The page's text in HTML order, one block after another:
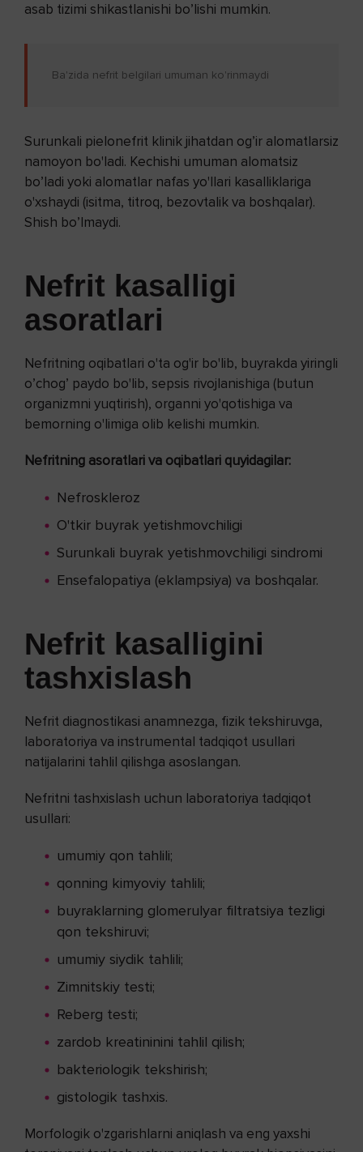
asab tizimi shikastlanishi bo’lishi mumkin.
Ba'zida nefrit belgilari umuman ko'rinmaydi
Surunkali pielonefrit klinik jihatdan og’ir alomatlarsiz
namoyon bo'ladi. Kechishi umuman alomatsiz
bo’ladi yoki alomatlar nafas yo'llari kasalliklariga
o'xshaydi (isitma, titroq, bezovtalik va boshqalar).
Shish bo’lmaydi.
Nefrit kasalligi
asoratlari
Nefritning oqibatlari o'ta og'ir bo'lib, buyrakda yiringli
o’chog’ paydo bo'lib, sepsis rivojlanishiga (butun
organizmni yuqtirish), organni yo'qotishiga va
bemorning o'limiga olib kelishi mumkin.
Nefritning asoratlari va oqibatlari quyidagilar:
Nefroskleroz
O'tkir buyrak yetishmovchiligi
Surunkali buyrak yetishmovchiligi sindromi
Ensefalopatiya (eklampsiya) va boshqalar.
Nefrit kasalligini
tashxislash
Nefrit diagnostikasi anamnezga, fizik tekshiruvga,
laboratoriya va instrumental tadqiqot usullari
natijalarini tahlil qilishga asoslangan.
Nefritni tashxislash uchun laboratoriya tadqiqot
usullari:
umumiy qon tahlili;
qonning kimyoviy tahlili;
buyraklarning glomerulyar filtratsiya tezligi
qon tekshiruvi;
umumiy siydik tahlili;
Zimnitskiy testi;
Reberg testi;
zardob kreatininini tahlil qilish;
bakteriologik tekshirish;
gistologik tashxis.
Morfologik o'zgarishlarni aniqlash va eng yaxshi